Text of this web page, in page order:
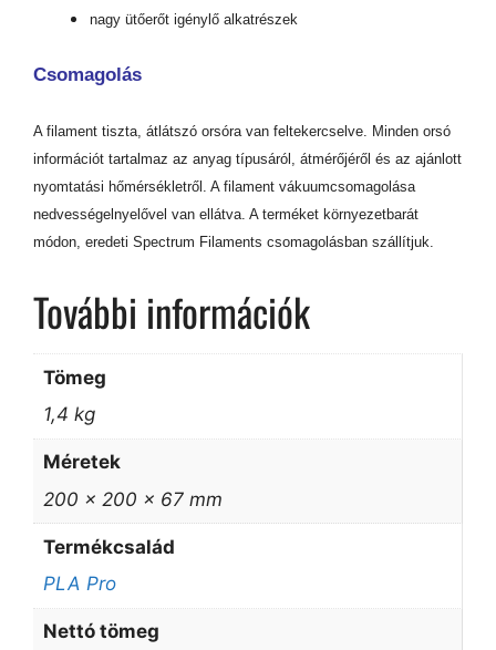
nagy ütőerőt igénylő alkatrészek
Csomagolás
A filament tiszta, átlátszó orsóra van feltekercselve. Minden orsó
információt tartalmaz az anyag típusáról, átmérőjéről és az ajánlott
nyomtatási hőmérsékletről. A filament vákuumcsomagolása
nedvességelnyelővel van ellátva. A terméket környezetbarát
módon, eredeti Spectrum Filaments csomagolásban szállítjuk.
További információk
Tömeg
1,4 kg
Méretek
200 × 200 × 67 mm
Termékcsalád
PLA Pro
Nettó tömeg